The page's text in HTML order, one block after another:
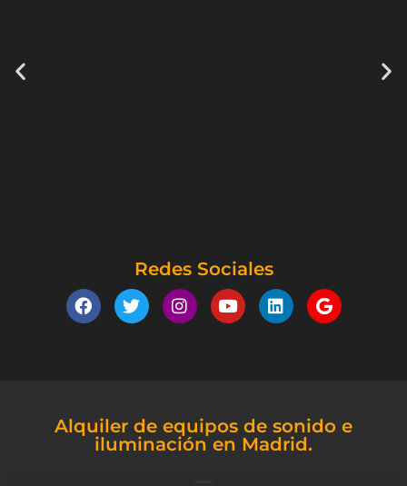
Redes Sociales
Alquiler de equipos de sonido e
iluminación en Madrid.